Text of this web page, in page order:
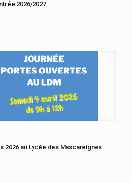
2026/2027
2026 au Lycée des Mascareignes